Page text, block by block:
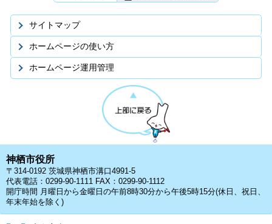
サイトマップ
ホームページの使い方
ホームページ運用管理
神栖市役所
〒314-0192 茨城県神栖市溝口4991-5
代表電話：0299-90-1111 FAX：0299-90-1112
開庁時間 月曜日から金曜日の午前8時30分から午後5時15分(休日、祝日、
年末年始を除く)